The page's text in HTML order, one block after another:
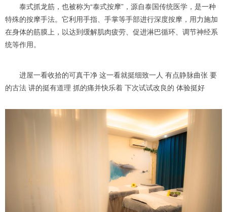
泰式抓龙筋，也被称为“泰式按摩”，源自泰国传统医学，是一种
特殊的按摩手法。它利用手指、手掌等手部进行深度按摩，用力施加
在身体的筋膜上，以达到缓解肌肉疲劳、促进淋巴循环、调节神经系
统等作用。
进屋一看收拾的可真干净 这一看就挺细致一人 有点静脉曲张 要
的古法 讲的挺有道理 抓的痛并快乐着 下次试试改良的 体验挺好